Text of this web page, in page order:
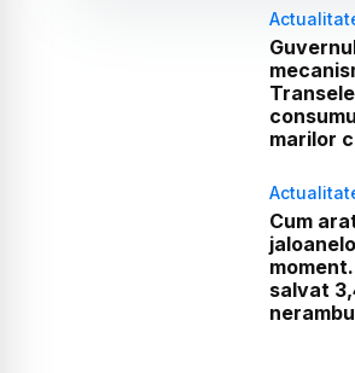
marilor
Cum
salvat